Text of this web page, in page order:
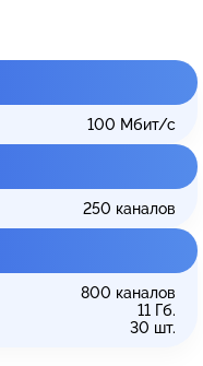
100 Мбит/с
250 каналов
800 каналов
11 Гб.
30 шт.